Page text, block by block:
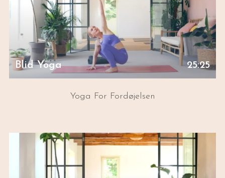
Blid Yoga 25:25
Yoga For Fordøjelsen